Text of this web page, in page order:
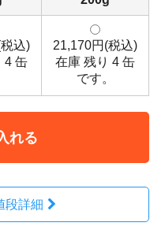
込)
4 缶
21,170円(税込)
在庫 残り 4 缶
です。
れる
段詳細